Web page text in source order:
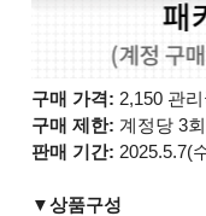
구매 가격: 2,150 관
구매 제한: 계정당 3회
판매 기간: 2025.5.7(
▼상품구성